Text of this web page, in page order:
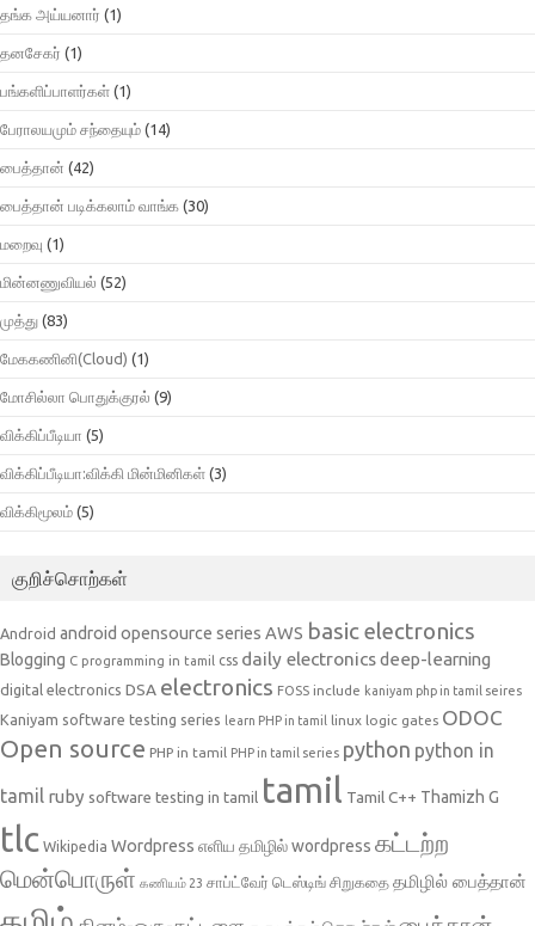
தங்க அய்யனார் (1)
தனசேகர் (1)
பங்களிப்பாளர்கள் (1)
பேராலயமும் சந்தையும் (14)
பைத்தான் (42)
பைத்தான் படிக்கலாம் வாங்க (30)
மறைவு (1)
மின்னணுவியல் (52)
முத்து (83)
மேககணினி(Cloud) (1)
மோசில்லா பொதுக்குரல் (9)
விக்கிப்பீடியா (5)
விக்கிப்பீடியா:விக்கி மின்மினிகள் (3)
விக்கிமூலம் (5)
குறிச்சொற்கள்
Android android opensource series AWS basic electronics
Blogging C programming in tamil css daily electronicsdeep-learning
digital electronics DSA electronics FOSS include kaniyam php in tamil seires
Kaniyam software testing series learn PHP in tamil linux logic gates ODOC
Open source PHP in tamil PHP in tamil series python python in
tamil ruby software testing in tamil tamil Tamil C++ Thamizh G
tlc Wikipedia Wordpress எளிய தமிழில் wordpress கட்டற்ற
மென்பொருள் கணியம் 23 சாப்ட்வேர் டெஸ்டிங் சிறுகதை தமிழில் பைத்தான்